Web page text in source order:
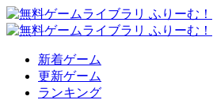
新着ゲーム
更新ゲーム
ランキング